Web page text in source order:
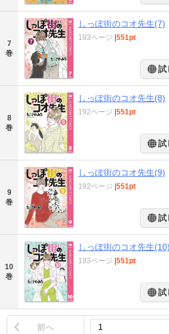
7
巻
しっぽ街のコオ先生(7)
193ページ |551pt
試
8
巻
しっぽ街のコオ先生(8)
192ページ |551pt
試
9
巻
しっぽ街のコオ先生(9)
192ページ |551pt
試
10
巻
しっぽ街のコオ先生(10)
193ページ |551pt
試
前へ